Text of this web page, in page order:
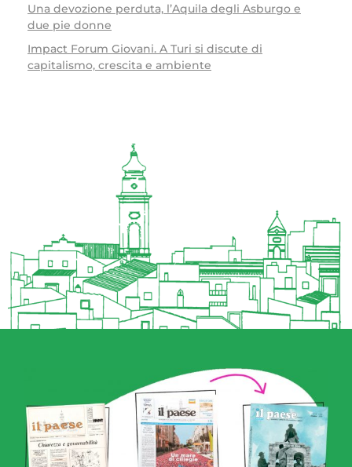
Una devozione perduta, l’Aquila degli Asburgo e
due pie donne
Impact Forum Giovani. A Turi si discute di
capitalismo, crescita e ambiente